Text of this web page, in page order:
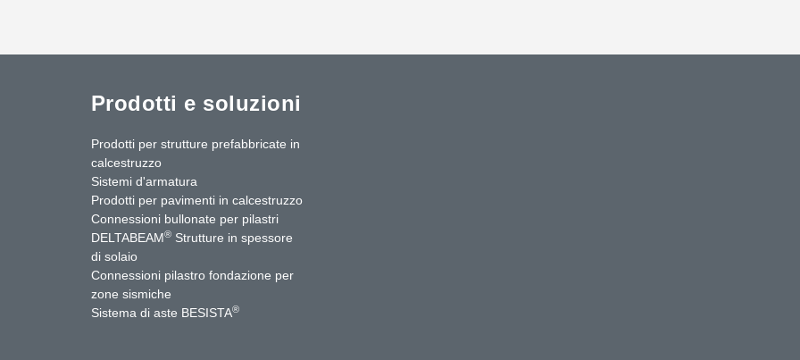
Prodotti e soluzioni
Prodotti per strutture prefabbricate in
calcestruzzo
Sistemi d'armatura
Prodotti per pavimenti in calcestruzzo
Connessioni bullonate per pilastri
DELTABEAM® Strutture in spessore
di solaio
Connessioni pilastro fondazione per
zone sismiche
Sistema di aste BESISTA®